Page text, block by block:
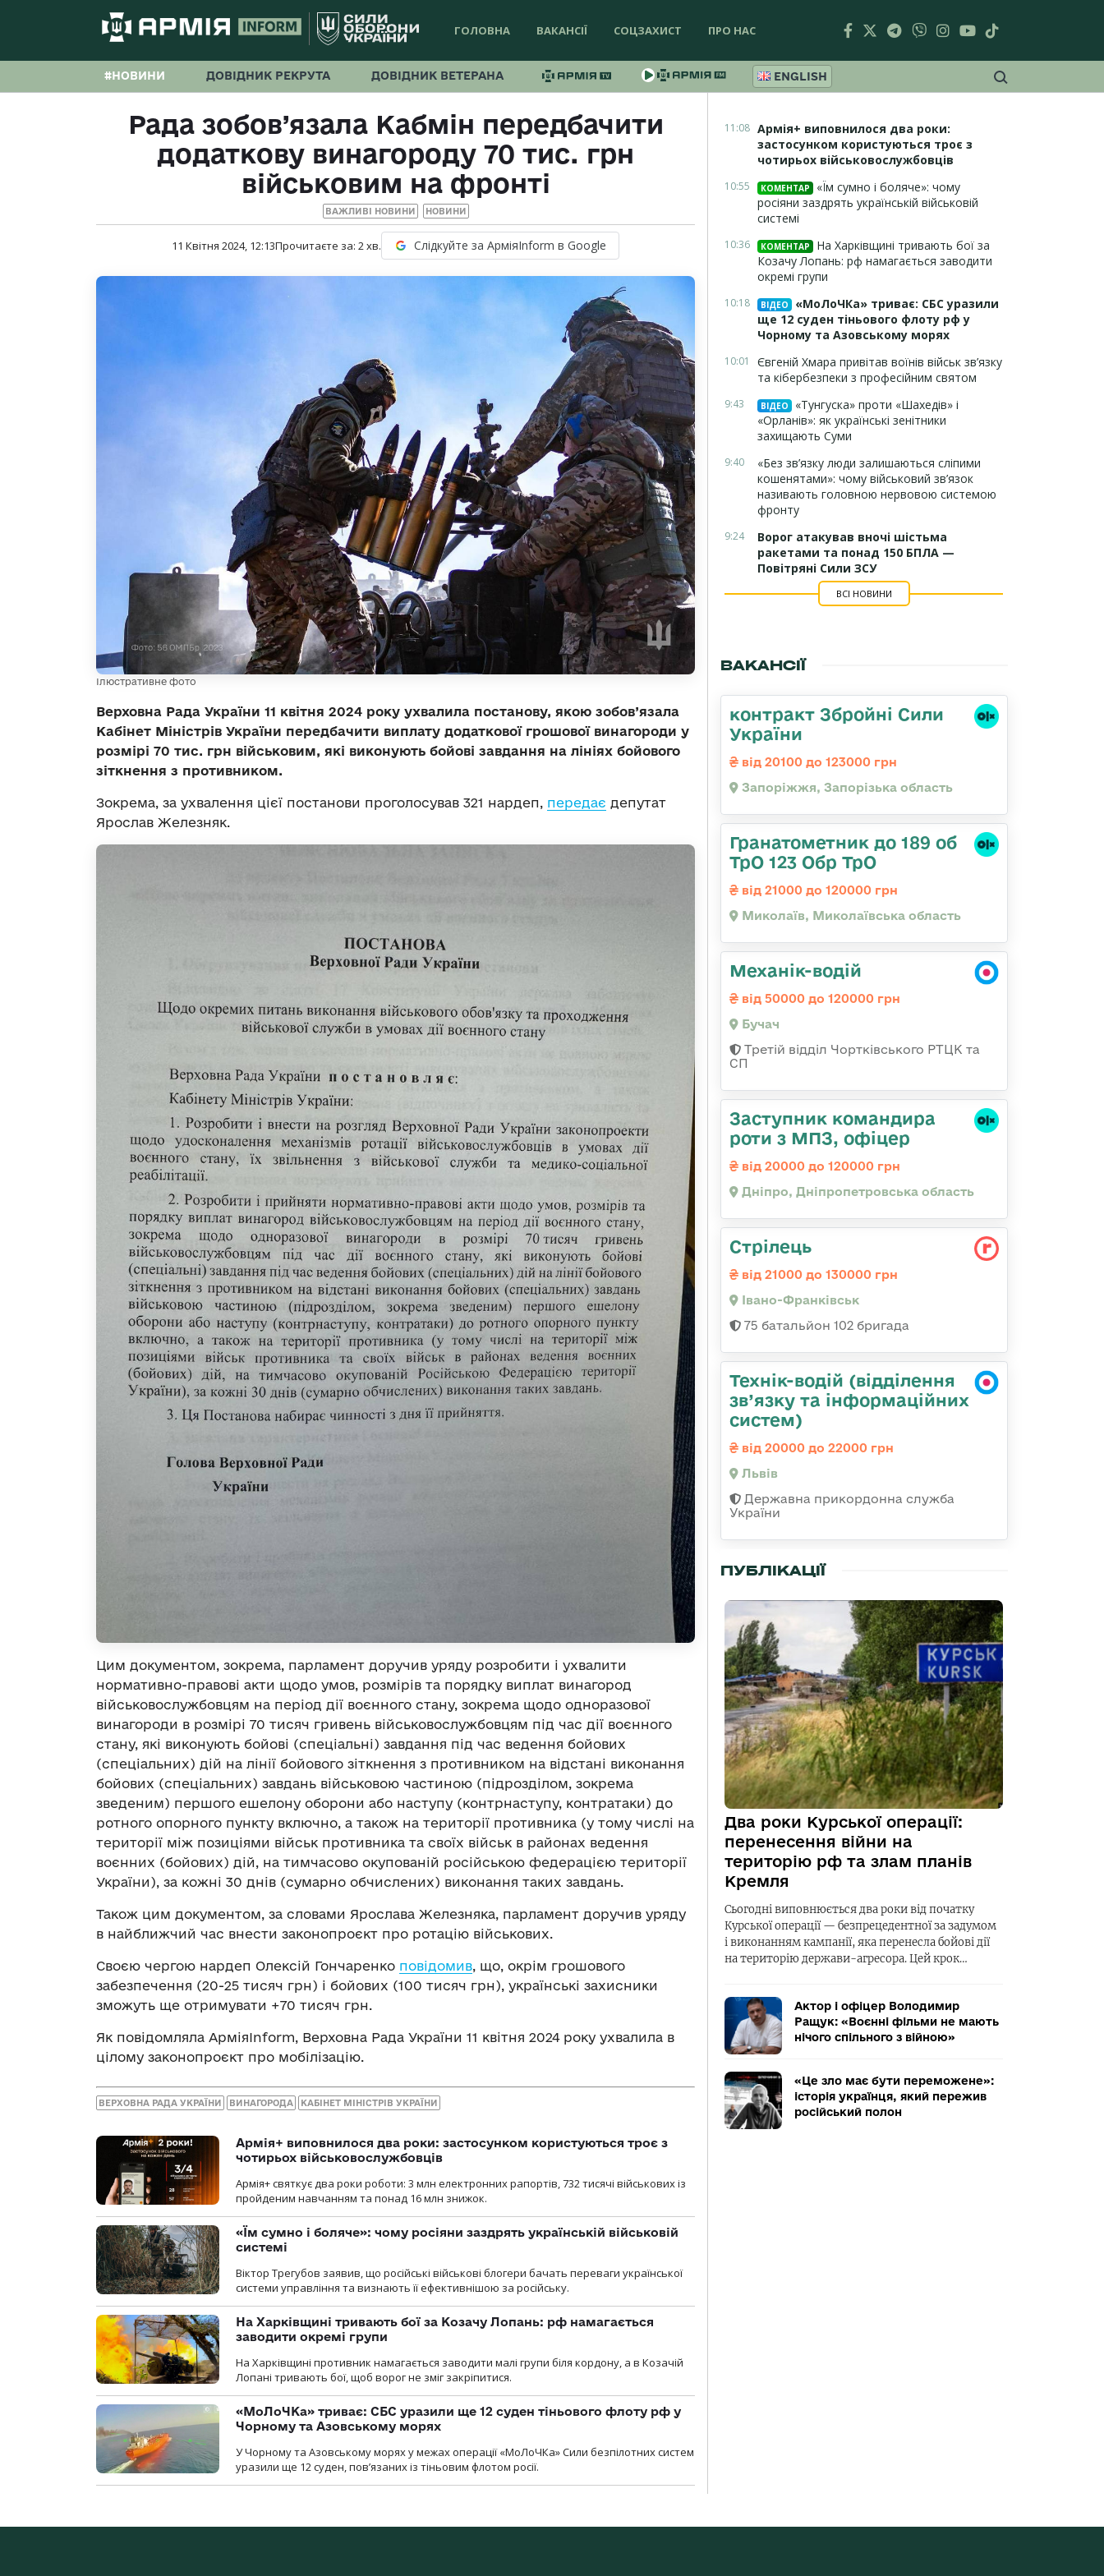
ГОЛОВНА ВАКАНСІЇ СОЦЗАХИСТ ПРО НАС
#НОВИНИ ДОВІДНИК РЕКРУТА ДОВІДНИК ВЕТЕРАНА ENGLISH
Рада зобов’язала Кабмін передбачити
додаткову винагороду 70 тис. грн
військовим на фронті
ВАЖЛИВІ НОВИНИ НОВИНИ
11 Квітня 2024, 12:13Прочитаєте за: 2хв. Слідкуйте за АрміяInform в Google
Ілюстративне фото
Верховна Рада України 11 квітня 2024 року ухвалила постанову, якою зобов’язала
Кабінет Міністрів України передбачити виплату додаткової грошової винагороди у
розмірі 70 тис. грн військовим, які виконують бойові завдання на лініях бойового
зіткнення з противником.
Зокрема, за ухвалення цієї постанови проголосував 321 нардеп, передає депутат
Ярослав Железняк.
Цим документом, зокрема, парламент доручив уряду розробити і ухвалити
нормативно-правові акти щодо умов, розмірів та порядку виплат винагород
військовослужбовцям на період дії воєнного стану, зокрема щодо одноразової
винагороди в розмірі 70 тисяч гривень військовослужбовцям під час дії воєнного
стану, які виконують бойові (спеціальні) завдання під час ведення бойових
(спеціальних) дій на лінії бойового зіткнення з противником на відстані виконання
бойових (спеціальних) завдань військовою частиною (підрозділом, зокрема
зведеним) першого ешелону оборони або наступу (контрнаступу, контратаки) до
ротного опорного пункту включно, а також на території противника (у тому числі на
території між позиціями військ противника та своїх військ в районах ведення
воєнних (бойових) дій, на тимчасово окупованій російською федерацією території
України), за кожні 30 днів (сумарно обчислених) виконання таких завдань.
Також цим документом, за словами Ярослава Железняка, парламент доручив уряду
в найближчий час внести законопроєкт про ротацію військових.
Своєю чергою нардеп Олексій Гончаренко повідомив, що, окрім грошового
забезпечення (20-25 тисяч грн) і бойових (100 тисяч грн), українські захисники
зможуть ще отримувати +70 тисяч грн.
Як повідомляла АрміяInform, Верховна Рада України 11 квітня 2024 року ухвалила в
цілому законопроєкт про мобілізацію.
ВЕРХОВНА РАДА УКРАЇНИ ВИНАГОРОДА КАБІНЕТ МІНІСТРІВ УКРАЇНИ
Армія+ виповнилося два роки: застосунком користуються троє з
чотирьох військовослужбовців
Армія+ святкує два роки роботи: 3 млн електронних рапортів, 732 тисячі військових із
пройденим навчанням та понад 16 млн знижок.
«Їм сумно і боляче»: чому росіяни заздрять українській військовій
системі
Віктор Трегубов заявив, що російські військові блогери бачать переваги української
системи управління та визнають її ефективнішою за російську.
На Харківщині тривають бої за Козачу Лопань: рф намагається
заводити окремі групи
На Харківщині противник намагається заводити малі групи біля кордону, а в Козачій
Лопані тривають бої, щоб ворог не зміг закріпитися.
«МоЛоЧКа» триває: СБС уразили ще 12 суден тіньового флоту рф у
Чорному та Азовському морях
У Чорному та Азовському морях у межах операції «МоЛоЧКа» Сили безпілотних систем
уразили ще 12 суден, пов’язаних із тіньовим флотом росії.
11:08 Армія+ виповнилося два роки:
застосунком користуються троє з
чотирьох військовослужбовців
10:55 КОМЕНТАР
«Їм сумно і боляче»: чому
росіяни заздрять українській військовій
системі
10:36 КОМЕНТАР
На Харківщині тривають бої за
Козачу Лопань: рф намагається заводити
окремі групи
10:18 ВІДЕО
«МоЛоЧКа» триває: СБС уразили
ще 12 суден тіньового флоту рф у
Чорному та Азовському морях
10:01
Євгеній Хмара привітав воїнів військ зв’язку
та кібербезпеки з професійним святом
9:43 ВІДЕО
«Тунгуска» проти «Шахедів» і
«Орланів»: як українські зенітники
захищають Суми
9:40
«Без зв’язку люди залишаються сліпими
кошенятами»: чому військовий зв’язок
називають головною нервовою системою
фронту
9:24
Ворог атакував вночі шістьма
ракетами та понад 150 БПЛА —
Повітряні Сили ЗСУ
ВСІ НОВИНИ
ВАКАНСІЇ
контракт Збройні Сили
України
від 20100 до 123000 грн
Запоріжжя, Запорізька область
Гранатометник до 189 об
ТрО 123 Обр ТрО
від 21000 до 120000 грн
Миколаїв, Миколаївська область
Механік-водій
від 50000 до 120000 грн
Бучач
Третій відділ Чортківського РТЦК та
СП
Заступник командира
роти з МПЗ, офіцер
від 20000 до 120000 грн
Дніпро, Дніпропетровська область
Стрілець
від 21000 до 130000 грн
Івано-Франківськ
75 батальйон 102 бригада
Технік-водій (відділення
зв’язку та інформаційних
систем)
від 20000 до 22000 грн
Львів
Державна прикордонна служба
України
ПУБЛІКАЦІЇ
Два роки Курської операції:
перенесення війни на
територію рф та злам планів
Кремля
Сьогодні виповнюється два роки від початку
Курської операції — безпрецедентної за задумом
і виконанням кампанії, яка перенесла бойові дії
на територію держави-агресора. Цей крок…
Актор і офіцер Володимир
Ращук: «Воєнні фільми не мають
нічого спільного з війною»
«Це зло має бути переможене»:
історія українця, який пережив
російський полон